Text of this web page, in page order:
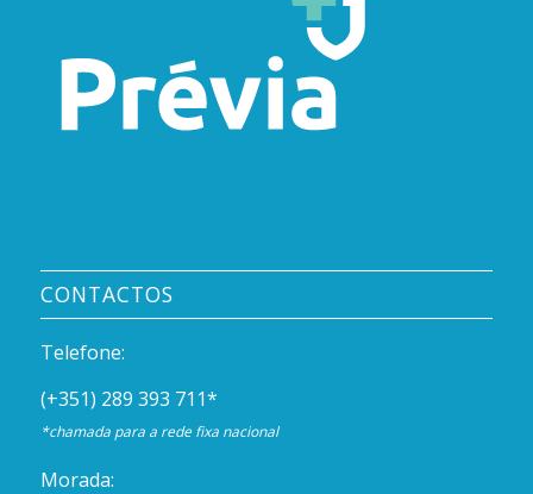
CONTACTOS
Telefone:
(+351) 289 393 711*
*chamada para a rede fixa nacional
Morada: